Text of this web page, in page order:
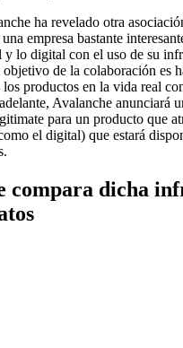
ha revelado otra
empresa bastante
y lo digital con el uso de su
de la colaboración es
los productos en la vida real
Avalanche anunciará
para un producto que
el digital) que estará
compara dicha